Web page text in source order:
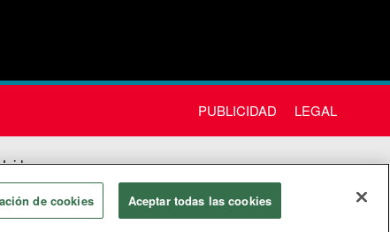
PUBLICIDAD LEGAL
de cookies Aceptar todas las cookies